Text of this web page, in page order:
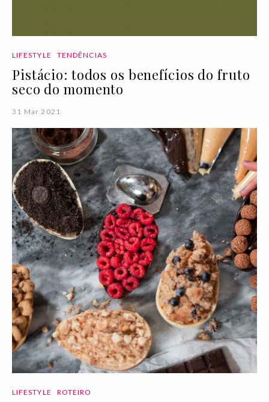
LIFESTYLE TENDÊNCIAS
Pistácio: todos os benefícios do fruto
seco do momento
31 Mar 2021
LIFESTYLE ROTEIRO